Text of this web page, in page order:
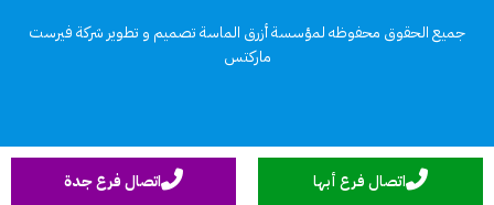
جميع الحقوق محفوظه لمؤسسة أزرق الماسة تصميم و تطوير شركة فيرست
ماركتس
اتصال فرع أبها اتصال فرع جدة